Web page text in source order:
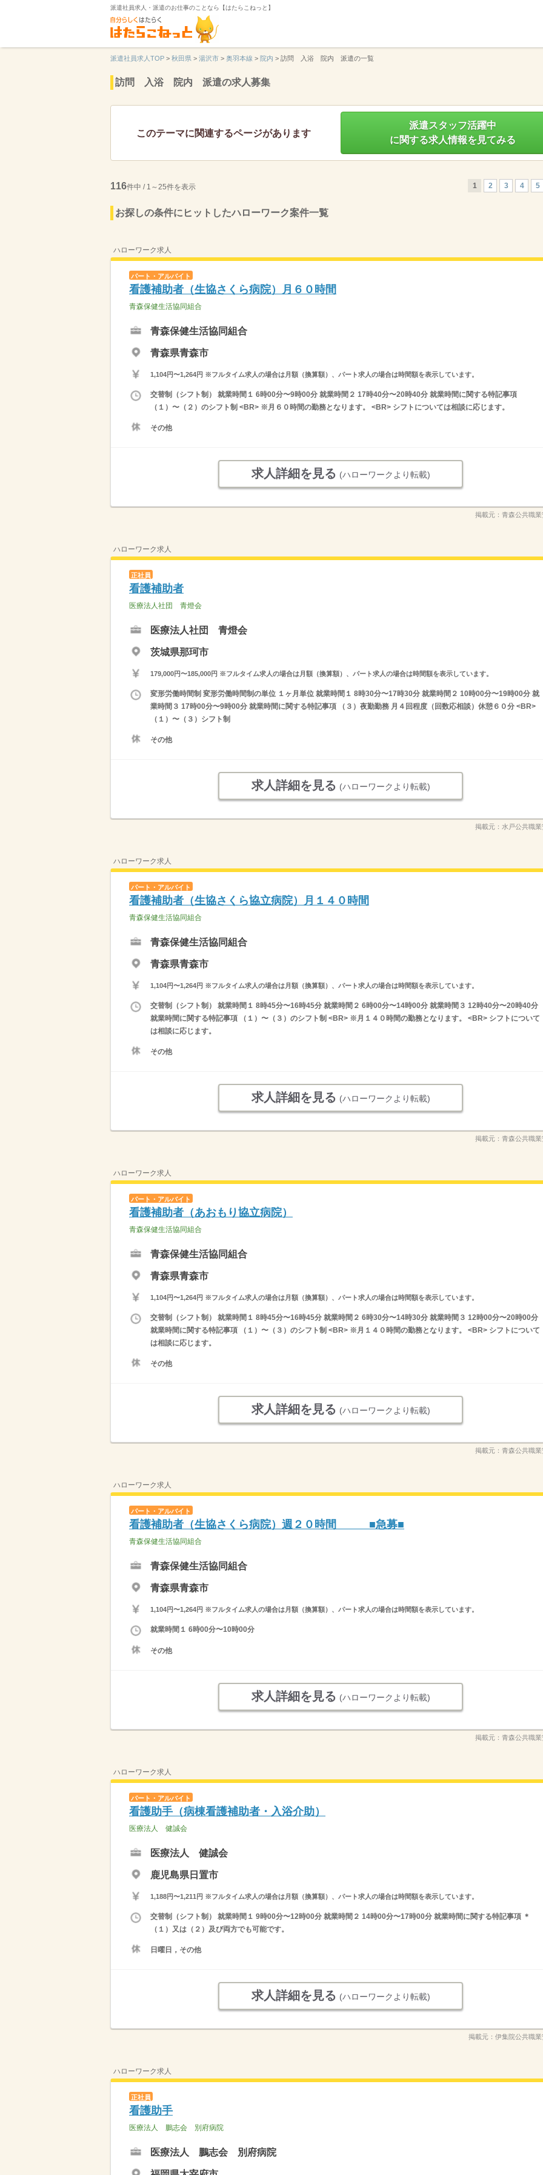
派遣社員求人・派遣のお仕事のことなら【はたらこねっと】
派遣社員求人TOP > 秋田県 > 湯沢市 > 奥羽本線 > 院内 > 訪問 入浴 院内 派遣の一覧
訪問 入浴 院内 派遣の求人募集
このテーマに関連するページがあります
派遣スタッフ活躍中
に関する求人情報を見てみる
116件中 / 1～25件を表示 1 2 3 4 5
お探しの条件にヒットしたハローワーク案件一覧
ハローワーク求人
パート・アルバイト
看護補助者（生協さくら病院）月６０時間
青森保健生活協同組合
青森保健生活協同組合
青森県青森市
1,104円〜1,264円 ※フルタイム求人の場合は月額（換算額）、パート求人の場合は時間額を表示しています。
交替制（シフト制） 就業時間１ 6時00分〜9時00分 就業時間２ 17時40分〜20時40分 就業時間に関する特記事項
（１）〜（２）のシフト制 <BR> ※月６０時間の勤務となります。 <BR> シフトについては相談に応じます。
その他
求人詳細を見る (ハローワークより転載)
掲載元： 青森公共職
ハローワーク求人
正社員
看護補助者
医療法人社団 青燈会
医療法人社団 青燈会
茨城県那珂市
179,000円〜185,000円 ※フルタイム求人の場合は月額（換算額）、パート求人の場合は時間額を表示しています。
変形労働時間制 変形労働時間制の単位 １ヶ月単位 就業時間１ 8時30分〜17時30分 就業時間２ 10時00分〜19時00分 就
業時間３ 17時00分〜9時00分 就業時間に関する特記事項 （３）夜勤勤務 月４回程度（回数応相談）休憩６０分 <BR>
（１）〜（３）シフト制
その他
求人詳細を見る (ハローワークより転載)
掲載元： 水戸公共職
ハローワーク求人
パート・アルバイト
看護補助者（生協さくら協立病院）月１４０時間
青森保健生活協同組合
青森保健生活協同組合
青森県青森市
1,104円〜1,264円 ※フルタイム求人の場合は月額（換算額）、パート求人の場合は時間額を表示しています。
交替制（シフト制） 就業時間１ 8時45分〜16時45分 就業時間２ 6時00分〜14時00分 就業時間３ 12時40分〜20時40分
就業時間に関する特記事項 （１）〜（３）のシフト制 <BR> ※月１４０時間の勤務となります。 <BR> シフトについて
は相談に応じます。
その他
求人詳細を見る (ハローワークより転載)
掲載元： 青森公共職
ハローワーク求人
パート・アルバイト
看護補助者（あおもり協立病院）
青森保健生活協同組合
青森保健生活協同組合
青森県青森市
1,104円〜1,264円 ※フルタイム求人の場合は月額（換算額）、パート求人の場合は時間額を表示しています。
交替制（シフト制） 就業時間１ 8時45分〜16時45分 就業時間２ 6時30分〜14時30分 就業時間３ 12時00分〜20時00分
就業時間に関する特記事項 （１）〜（３）のシフト制 <BR> ※月１４０時間の勤務となります。 <BR> シフトについて
は相談に応じます。
その他
求人詳細を見る (ハローワークより転載)
掲載元： 青森公共職
ハローワーク求人
パート・アルバイト
看護補助者（生協さくら病院）週２０時間 ■急募■
青森保健生活協同組合
青森保健生活協同組合
青森県青森市
1,104円〜1,264円 ※フルタイム求人の場合は月額（換算額）、パート求人の場合は時間額を表示しています。
就業時間１ 6時00分〜10時00分
その他
求人詳細を見る (ハローワークより転載)
掲載元： 青森公共職
ハローワーク求人
パート・アルバイト
看護助手（病棟看護補助者・入浴介助）
医療法人 健誠会
医療法人 健誠会
鹿児島県日置市
1,188円〜1,211円 ※フルタイム求人の場合は月額（換算額）、パート求人の場合は時間額を表示しています。
交替制（シフト制） 就業時間１ 9時00分〜12時00分 就業時間２ 14時00分〜17時00分 就業時間に関する特記事項 ＊
（１）又は（２）及び両方でも可能です。
日曜日，その他
求人詳細を見る (ハローワークより転載)
掲載元： 伊集院公共職
ハローワーク求人
正社員
看護助手
医療法人 鵬志会 別府病院
医療法人 鵬志会 別府病院